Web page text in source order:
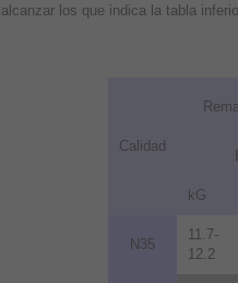
alcanzar los que indica la tabla
Calidad
kG
N35
11.7-
12.2